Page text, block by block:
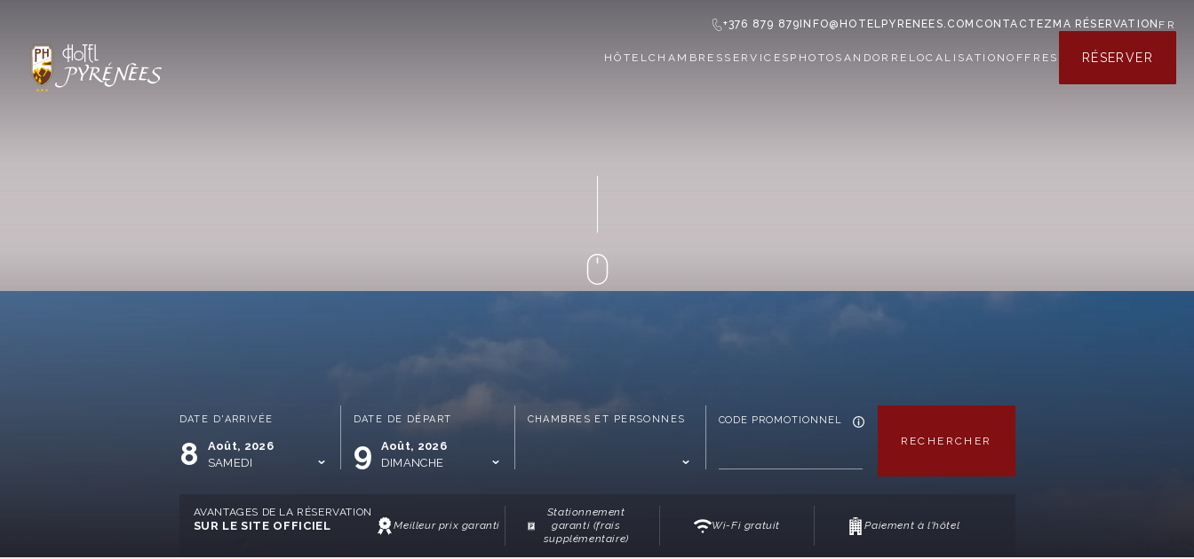
+376 879 879 INFO@HOTELPYRENEES.COM CONTACTEZ MA RÉSERVATION FR
HÔTELCHAMBRES SERVICES PHOTOS ANDORRE LOCALISATIONOFFRES RÉSERVER
DATE D'ARRIVÉE
8
Août, 2026
SAMEDI
DATE DE DÉPART
9
Août, 2026
DIMANCHE
CHAMBRES ET PERSONNES CODE PROMOTIONNEL
RECHERCHER
AVANTAGES DE LA RÉSERVATION
SUR LE SITE OFFICIEL Meilleur prix garanti
Stationnement
garanti (frais
supplémentaire)
Wi-Fi gratuit Paiement à l'hôtel